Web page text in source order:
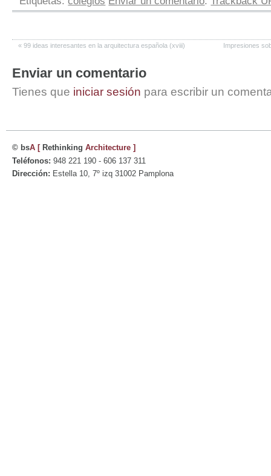
« 99 ideas interesantes en la arquitectura española (xviii) Impresiones
Enviar un comentario
Tienes que iniciar sesión para escribir un
© bsA [Rethinking Architecture ]
Teléfonos: 948 221 190 - 606 137 311
Dirección: Estella 10, 7º izq 31002 Pamplona